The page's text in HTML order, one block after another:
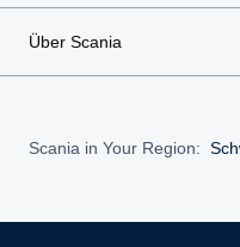
Über Scania
Scania in Your Region: